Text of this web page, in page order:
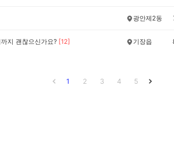
광안제2동
지 괜찮으신가요? [12] 기장읍
1 2 3 4 5